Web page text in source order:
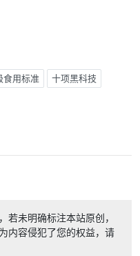
食用标准 十项黑科技
若未明确标注本站原创，
内容侵犯了您的权益，请